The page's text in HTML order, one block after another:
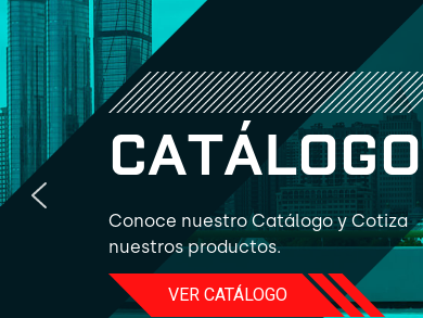
CATÁLOGO
Conoce nuestro Catálogo y Cotiza
nuestros productos.
VER CATÁLOGO